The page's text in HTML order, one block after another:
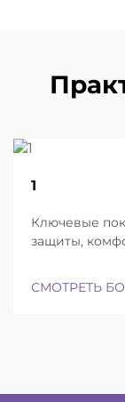
1
Ключевые
защиты,
шлемы
СМОТРЕТЬ